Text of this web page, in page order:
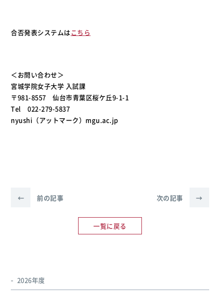
合否発表システムはこちら
＜お問い合わせ＞
宮城学院女子大学 入試課
〒981-8557 仙台市青葉区桜ケ丘9-1-1
Tel 022-279-5837
nyushi（アットマーク）mgu.ac.jp
← 前の記事
一覧に戻る
次の記事 →
2026年度